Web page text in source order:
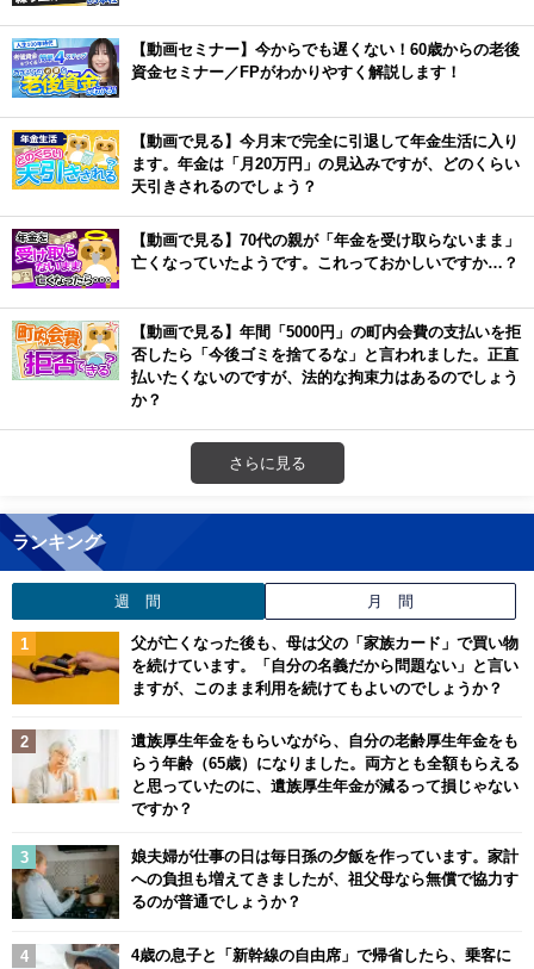
【動画セミナー】今からでも遅くない！60歳からの老後
資金セミナー／FPがわかりやすく解説します！
【動画で見る】今月末で完全に引退して年金生活に入り
ます。年金は「月20万円」の見込みですが、どのくらい
天引きされるのでしょう？
【動画で見る】70代の親が「年金を受け取らないまま」
亡くなっていたようです。これっておかしいですか…？
【動画で見る】年間「5000円」の町内会費の支払いを拒
否したら「今後ゴミを捨てるな」と言われました。正直
払いたくないのですが、法的な拘束力はあるのでしょう
か？
さらに見る
ランキング
週 間 月 間
父が亡くなった後も、母は父の「家族カード」で買い物
を続けています。「自分の名義だから問題ない」と言い
ますが、このまま利用を続けてもよいのでしょうか？
遺族厚生年金をもらいながら、自分の老齢厚生年金をも
らう年齢（65歳）になりました。両方とも全額もらえる
と思っていたのに、遺族厚生年金が減るって損じゃない
ですか？
娘夫婦が仕事の日は毎日孫の夕飯を作っています。家計
への負担も増えてきましたが、祖父母なら無償で協力す
るのが普通でしょうか？
4歳の息子と「新幹線の自由席」で帰省したら、乗客に